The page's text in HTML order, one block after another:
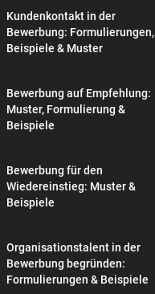
Kundenkontakt in der
Bewerbung: Formulierungen,
Beispiele & Muster
Bewerbung auf Empfehlung:
Muster, Formulierung &
Beispiele
Bewerbung für den
Wiedereinstieg: Muster &
Beispiele
Organisationstalent in der
Bewerbung begründen:
Formulierungen & Beispiele